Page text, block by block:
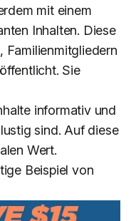
mit einem
Inhalten. Diese
Familienmitgliedern
Sie
informativ und
sind. Auf diese
Wert.
Beispiel von